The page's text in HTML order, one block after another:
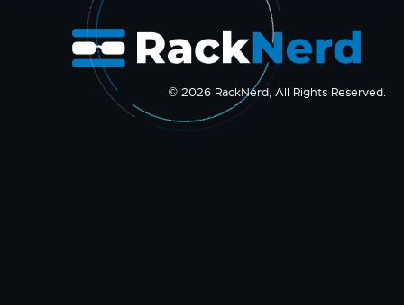
© 2026 RackNerd, All Rights Reserved.